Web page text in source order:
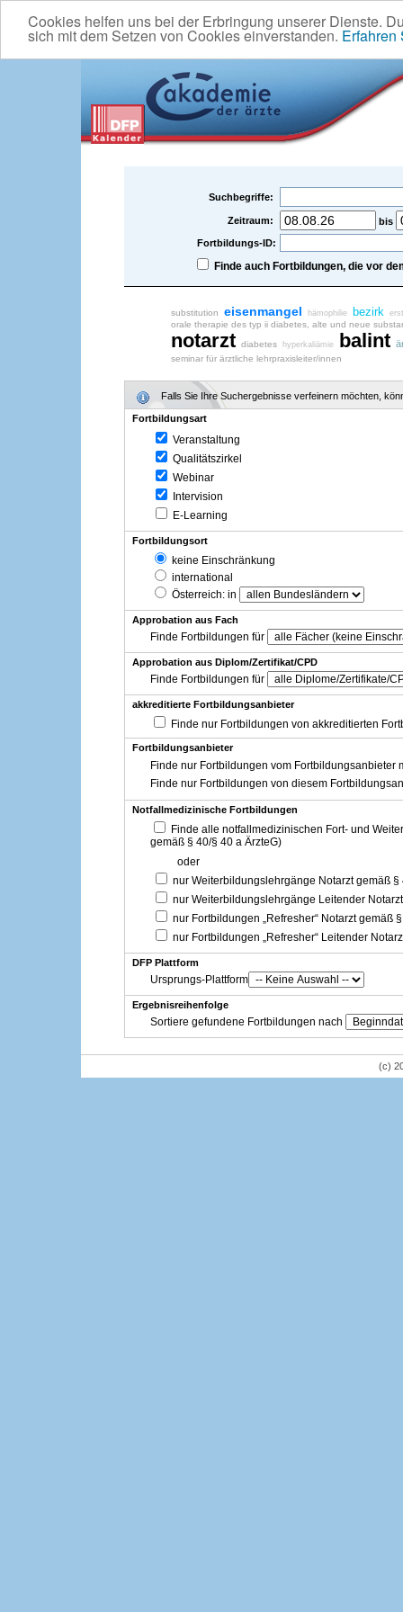
Cookies helfen uns bei der Erbringung unserer Dienste.
sich mit dem Setzen von Cookies einverstanden. Erfahren
Suchbegriffe:
Zeitraum:
bis
Fortbildungs-ID:
Finde auch Fortbildungen, die vor
substitution eisenmangel hämophilie bezirk
orale therapie des typ ii diabetes, alte und neue
notarzt diabetes hyperkaliämie balint
seminar für ärztliche lehrpraxisleiter/innen
Falls Sie Ihre Suchergebnisse verfeinern möchten,
Fortbildungsart
Veranstaltung
Qualitätszirkel
Webinar
Intervision
E-Learning
Fortbildungsort
keine Einschränkung
international
Österreich: in
Approbation aus Fach
Finde Fortbildungen für
Approbation aus Diplom/Zertifikat/CPD
Finde Fortbildungen für
akkreditierte Fortbildungsanbieter
Finde nur Fortbildungen von akkreditierten
Fortbildungsanbieter
Finde nur Fortbildungen vom Fortbildungsanbieter
Finde nur Fortbildungen von diesem
Notfallmedizinische Fortbildungen
Finde alle notfallmedizinischen Fort- und
gemäß § 40/§ 40 a ÄrzteG)
oder
nur Weiterbildungslehrgänge Notarzt gemäß §
nur Weiterbildungslehrgänge Leitender
nur Fortbildungen „Refresher“ Notarzt gemäß
nur Fortbildungen „Refresher“ Leitender
DFP Plattform
Ursprungs-Plattform
Ergebnisreihenfolge
Sortiere gefundene Fortbildungen nach
(c)